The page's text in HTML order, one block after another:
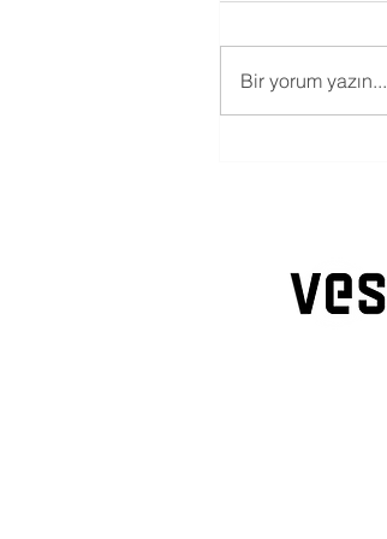
Bir yorum yazın...